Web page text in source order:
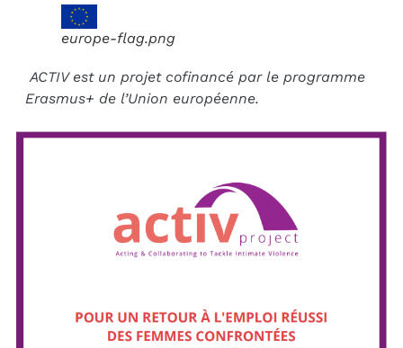
europe-flag.png
ACTIV est un projet cofinancé par le programme
Erasmus+ de l’Union européenne.